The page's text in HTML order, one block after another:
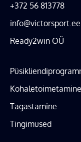
+372 56 813778
info@victorsport.ee
Ready2win OÜ
Kohaletoimetamine
Tagastamine
Tingimused